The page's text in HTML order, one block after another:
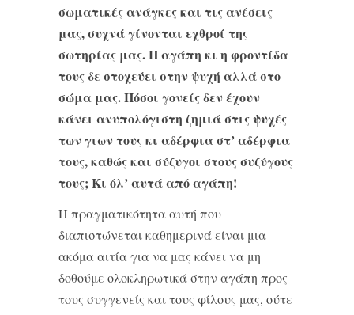
σωματικές ανάγκες και τις ανέσεις
μας, συχνά γίνονται εχθροί της
σωτηρίας μας. Η αγάπη κι η φροντίδα
τους δε στοχεύει στην ψυχή αλλά στο
σώμα μας. Πόσοι γονείς δεν έχουν
κάνει ανυπολόγιστη ζημιά στις ψυχές
των γιων τους κι αδέρφια στ’ αδέρφια
τους, καθώς και σύζυγοι στους συζύγους
τους; Κι όλ’ αυτά από αγάπη!
Η πραγματικότητα αυτή που
διαπιστώνεται καθημερινά είναι μια
ακόμα αιτία για να μας κάνει να μη
δοθούμε ολοκληρωτικά στην αγάπη προς
τους συγγενείς και τους φίλους μας, ούτε